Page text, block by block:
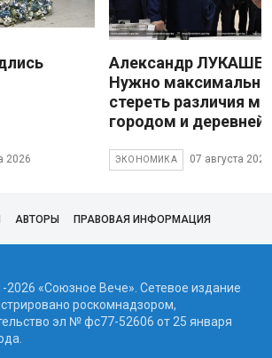
2026
Александр
Нужно максимально
стереть различия
городом и деревней
ЭКОНОМИКА 07 августа 2026
АВТОРЫ ПРАВОВАЯ ИНФОРМАЦИЯ
2026 «Союзное Вече». Сетевое издание
роскомнадзором,
эл № фc77-52606 от 25 января